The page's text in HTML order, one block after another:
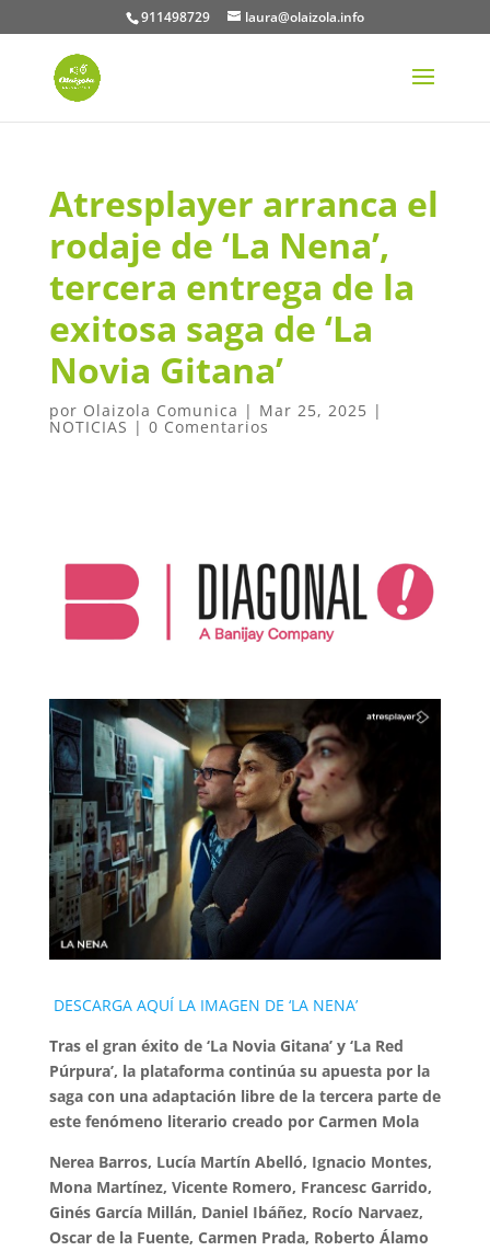
911498729 laura@olaizola.info
Atresplayer arranca el
rodaje de ‘La Nena’,
tercera entrega de la
exitosa saga de ‘La
Novia Gitana’
por Olaizola Comunica | Mar 25, 2025 |
NOTICIAS | 0 Comentarios
DESCARGA AQUÍ LA IMAGEN DE ‘LA NENA’
Tras el gran éxito de ‘La Novia Gitana’ y ‘La Red
Púrpura’, la plataforma continúa su apuesta por la
saga con una adaptación libre de la tercera parte de
este fenómeno literario creado por Carmen Mola
Nerea Barros, Lucía Martín Abelló, Ignacio Montes,
Mona Martínez, Vicente Romero, Francesc Garrido,
Ginés García Millán, Daniel Ibáñez, Rocío Narvaez,
Oscar de la Fuente, Carmen Prada, Roberto Álamo